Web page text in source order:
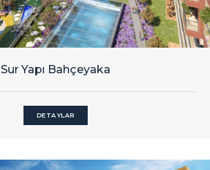
Sur Yapı Bahçeyaka
DETAYLAR